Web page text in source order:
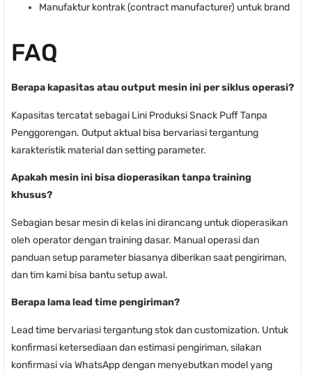
Manufaktur kontrak (contract manufacturer) untuk brand
FAQ
Berapa kapasitas atau output mesin ini per siklus operasi?
Kapasitas tercatat sebagai Lini Produksi Snack Puff Tanpa
Penggorengan. Output aktual bisa bervariasi tergantung
karakteristik material dan setting parameter.
Apakah mesin ini bisa dioperasikan tanpa training
khusus?
Sebagian besar mesin di kelas ini dirancang untuk dioperasikan
oleh operator dengan training dasar. Manual operasi dan
panduan setup parameter biasanya diberikan saat pengiriman,
dan tim kami bisa bantu setup awal.
Berapa lama lead time pengiriman?
Lead time bervariasi tergantung stok dan customization. Untuk
konfirmasi ketersediaan dan estimasi pengiriman, silakan
konfirmasi via WhatsApp dengan menyebutkan model yang